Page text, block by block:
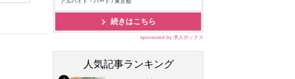
続きはこちら
sponsored by 求人ボックス
人気記事ランキング